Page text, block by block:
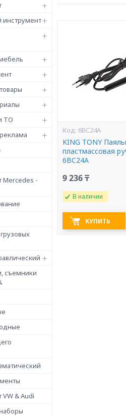
инструмент
ТО
Mercedes -
съемники
& Audi
6BC24A
KING TONY
пластмассовая
6BC24A
9 236 ₸
В наличии
КУПИТЬ